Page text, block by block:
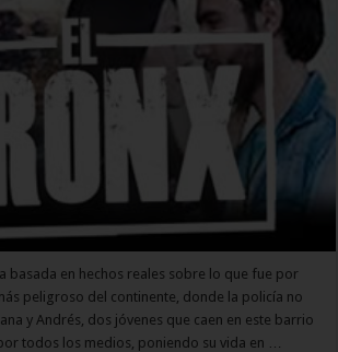
basada en hechos reales sobre lo que fue por
peligroso del continente, donde la policía no
y Andrés, dos jóvenes que caen en este barrio
todos los medios, poniendo su vida en …